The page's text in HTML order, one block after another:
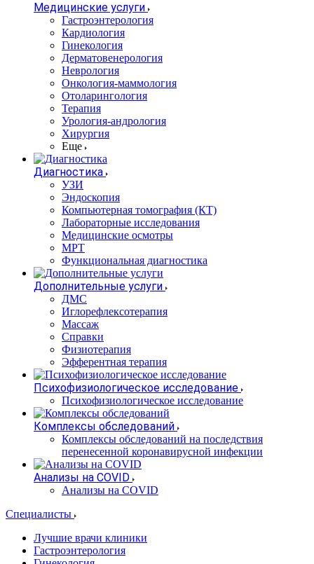
Медицинские услуги
Гастроэнтерология
Кардиология
Гинекология
Дерматовенерология
Неврология
Онкология-маммология
Отоларингология
Терапия
Урология-андрология
Хирургия
Еще
Диагностика
УЗИ
Эндоскопия
Компьютерная томография (КТ)
Лабораторные исследования
Медицинские осмотры
МРТ
Функциональная диагностика
Дополнительные услуги
ДМС
Иглорефлексотерапия
Массаж
Справки
Физиотерапия
Эфферентная терапия
Психофизиологическое исследование
Психофизиологическое исследование
Комплексы обследований
Комплексы обследований на последствия
перенесенной коронавирусной инфекции
Анализы на COVID
Анализы на COVID
Специалисты
Лучшие врачи клиники
Гастроэнтерология